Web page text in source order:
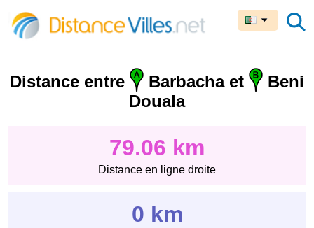
Distance entre Barbacha et
Beni
Douala
79.06 km
Distance en ligne droite
0 km